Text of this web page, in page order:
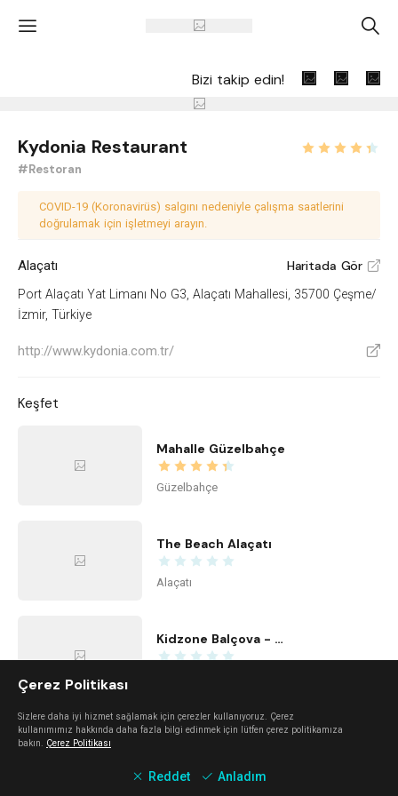
' A
Bizi takip edin!
Kydonia Restaurant
#Restoran
COVID-19 (Koronavirüs) salgını nedeniyle çalışma saatlerini
doğrulamak için işletmeyi arayın.
Alaçatı Haritada Gör V
Port Alaçatı Yat Limanı No G3, Alaçatı Mahallesi, 35700 Çeşme/
İzmir, Türkiye
http://www.kydonia.com.tr/ V
Keşfet
Mahalle Güzelbahçe
Güzelbahçe
The Beach Alaçatı
Alaçatı
Kidzone Balçova - Çocuk Gelişim ve Aktivite Merkezi
Center Office
Bayraklı
Çerez Politikası
Sizlere daha iyi hizmet sağlamak için çerezler kullanıyoruz. Çerez
kullanımımız hakkında daha fazla bilgi edinmek için lütfen çerez politikamıza
bakın. Çerez Politikası
Reddet Anladım